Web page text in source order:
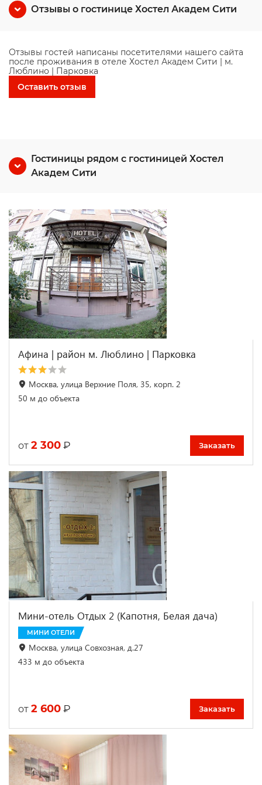
Отзывы о гостинице Хостел Академ Сити
Отзывы гостей написаны посетителями нашего сайта
после проживания в отеле Хостел Академ Сити | м.
Люблино | Парковка
Оставить отзыв
Гостиницы рядом с гостиницей Хостел
Академ Сити
Афина | район м. Люблино | Парковка
Москва, улица Верхние Поля, 35, корп. 2
50 м до объекта
от 2 300 ₽ Заказать
Мини-отель Отдых 2 (Капотня, Белая дача)
МИНИ ОТЕЛИ
Москва, улица Совхозная, д.27
433 м до объекта
от 2 600 ₽ Заказать